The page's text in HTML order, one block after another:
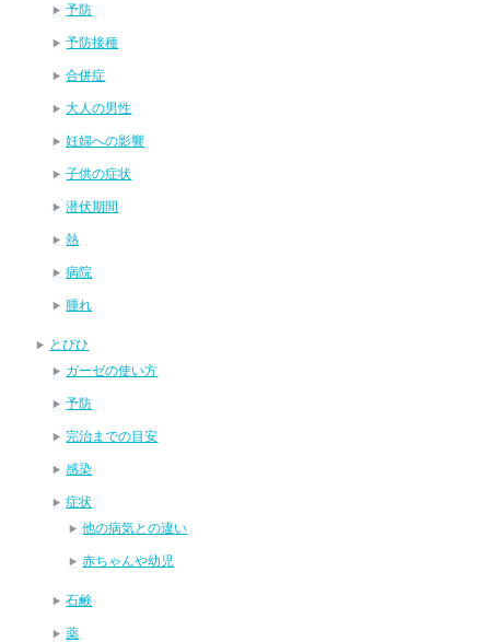
予防
予防接種
合併症
大人の男性
妊婦への影響
子供の症状
潜伏期間
熱
病院
腫れ
とびひ
ガーゼの使い方
予防
完治までの目安
感染
症状
他の病気との違い
赤ちゃんや幼児
石鹸
薬